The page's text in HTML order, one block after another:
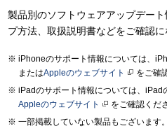
製品別のソフトウェアアップデー
プ方法、取扱説明書などをご確認に
iPhoneのサポート情報については、
またはAppleのウェブサイト
をご確
iPadのサポート情報については、iPad
Appleのウェブサイト
をご確認くだ
一部掲載していない製品もございます。